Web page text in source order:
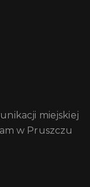
miejskiej
w Pruszczu